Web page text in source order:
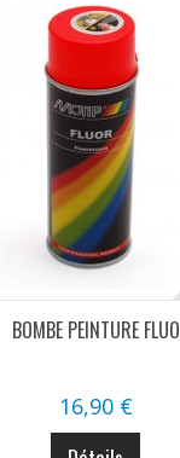
BOMBE PEINTURE FLUO
16,90 €